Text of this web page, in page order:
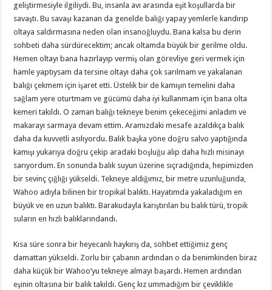
geliştirmesiyle ilgiliydi. Bu, insanla avı arasında eşit koşullarda bir
savaştı. Bu savaşı kazanan da genelde balığı yapay yemlerle kandırıp
oltaya saldırmasına neden olan insanoğluydu. Bana kalsa bu derin
sohbeti daha sürdürecektim; ancak oltamda büyük bir gerilme oldu.
Hemen oltayı bana hazırlayıp vermiş olan görevliye geri vermek için
hamle yaptıysam da tersine oltayı daha çok sarılmam ve yakalanan
balığı çekmem için işaret etti. Üstelik bir de kamışın temelini daha
sağlam yere oturtmam ve gücümü daha iyi kullanmam için bana olta
kemeri takıldı. O zaman balığı tekneye benim çekeceğimi anladım ve
makarayı sarmaya devam ettim. Aramızdaki mesafe azaldıkça balık
daha da kuvvetli asılıyordu. Balık başka yöne doğru salvo yaptığında
kamışı yukarıya doğru çekip aradaki boşluğu alıp daha hızlı misinayı
sarıyordum. En sonunda balık suyun üzerine sıçradığında, hepimizden
bir sevinç çığlığı yükseldi. Tekneye aldığımız, bir metre uzunluğunda,
Wahoo adıyla bilinen bir tropikal balıktı. Hayatımda yakaladığım en
büyük ve en uzun balıktı. Barakudayla karıştırılan bu balık türü, tropik
suların en hızlı balıklarındandı.
Kısa süre sonra bir heyecanlı haykırış da, sohbet ettiğimiz genç
damattan yükseldi. Zorlu bir çabanın ardından o da benimkinden biraz
daha küçük bir Wahoo’yu tekneye almayı başardı. Hemen ardından
eşinin oltasına bir balık takıldı. Genç kız ummadığım bir çeviklikle